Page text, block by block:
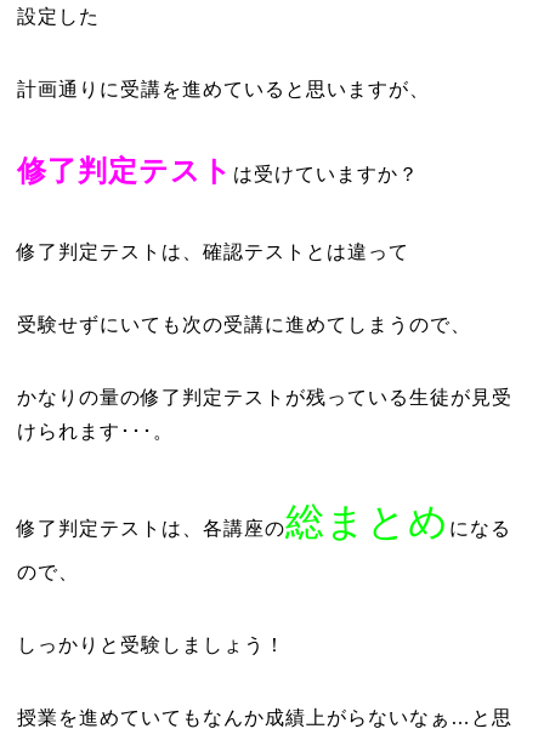
設定した
計画通りに受講を進めていると思いますが、
修了判定テスト は受けていますか？
修了判定テストは、確認テストとは違って
受験せずにいても次の受講に進めてしまうので、
かなりの量の修了判定テストが残っている生徒が見受
けられます･･･。
修了判定テストは、各講座の総まとめ になる
ので、
しっかりと受験しましょう！
授業を進めていてもなんか成績上がらないなぁ…と思